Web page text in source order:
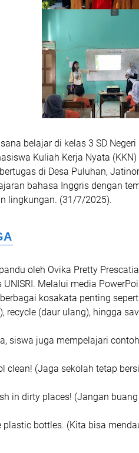
belajar di kelas 3 SD
Kuliah Kerja Nyata
di Desa Puluhan,
bahasa Inggris dengan
lingkungan. (31/7/2025).
oleh Ovika Pretty
UNISRI. Melalui media
kosakata penting
recycle (daur ulang), hingga
siswa juga mempelajari
clean! (Jaga sekolah tetap
in dirty places! (Jangan
plastic bottles. (Kita bisa